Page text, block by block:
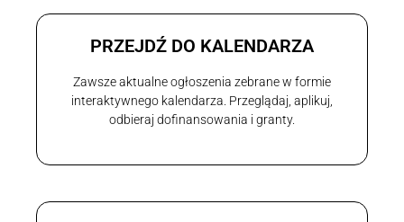
PRZEJDŹ DO KALENDARZA
Zawsze aktualne ogłoszenia zebrane w formie
interaktywnego kalendarza. Przeglądaj, aplikuj,
odbieraj dofinansowania i granty.